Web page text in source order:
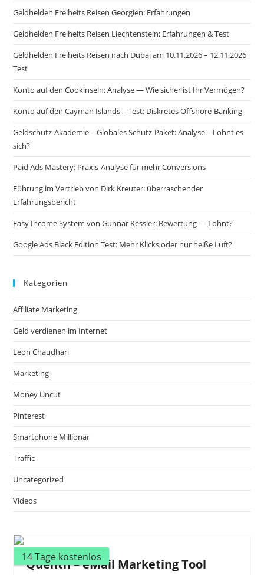
Geldhelden Freiheits Reisen Georgien: Erfahrungen
Geldhelden Freiheits Reisen Liechtenstein: Erfahrungen & Test
Geldhelden Freiheits Reisen nach Dubai am 10.11.2026 – 12.11.2026
Test
Konto auf den Cookinseln: Analyse — Wie sicher ist Ihr Vermögen?
Konto auf den Cayman Islands – Test: Diskretes Offshore-Banking
Geldschutz-Akademie – Globales Schutz-Paket: Analyse – Lohnt es
sich?
Paid Ads Mastery: Praxis-Analyse für mehr Conversions
Führung im Vertrieb von Dirk Kreuter: überraschender
Erfahrungsbericht
Easy Income System von Gunnar Kessler: Bewertung — Lohnt?
Google Ads Black Edition Test: Mehr Klicks oder nur heiße Luft?
Kategorien
Affiliate Marketing
Geld verdienen im Internet
Leon Chaudhari
Marketing
Money Uncut
Pinterest
Smartphone Millionär
Traffic
Uncategorized
Videos
14 Tage kostenlos
Quentn – eMail Marketing Tool